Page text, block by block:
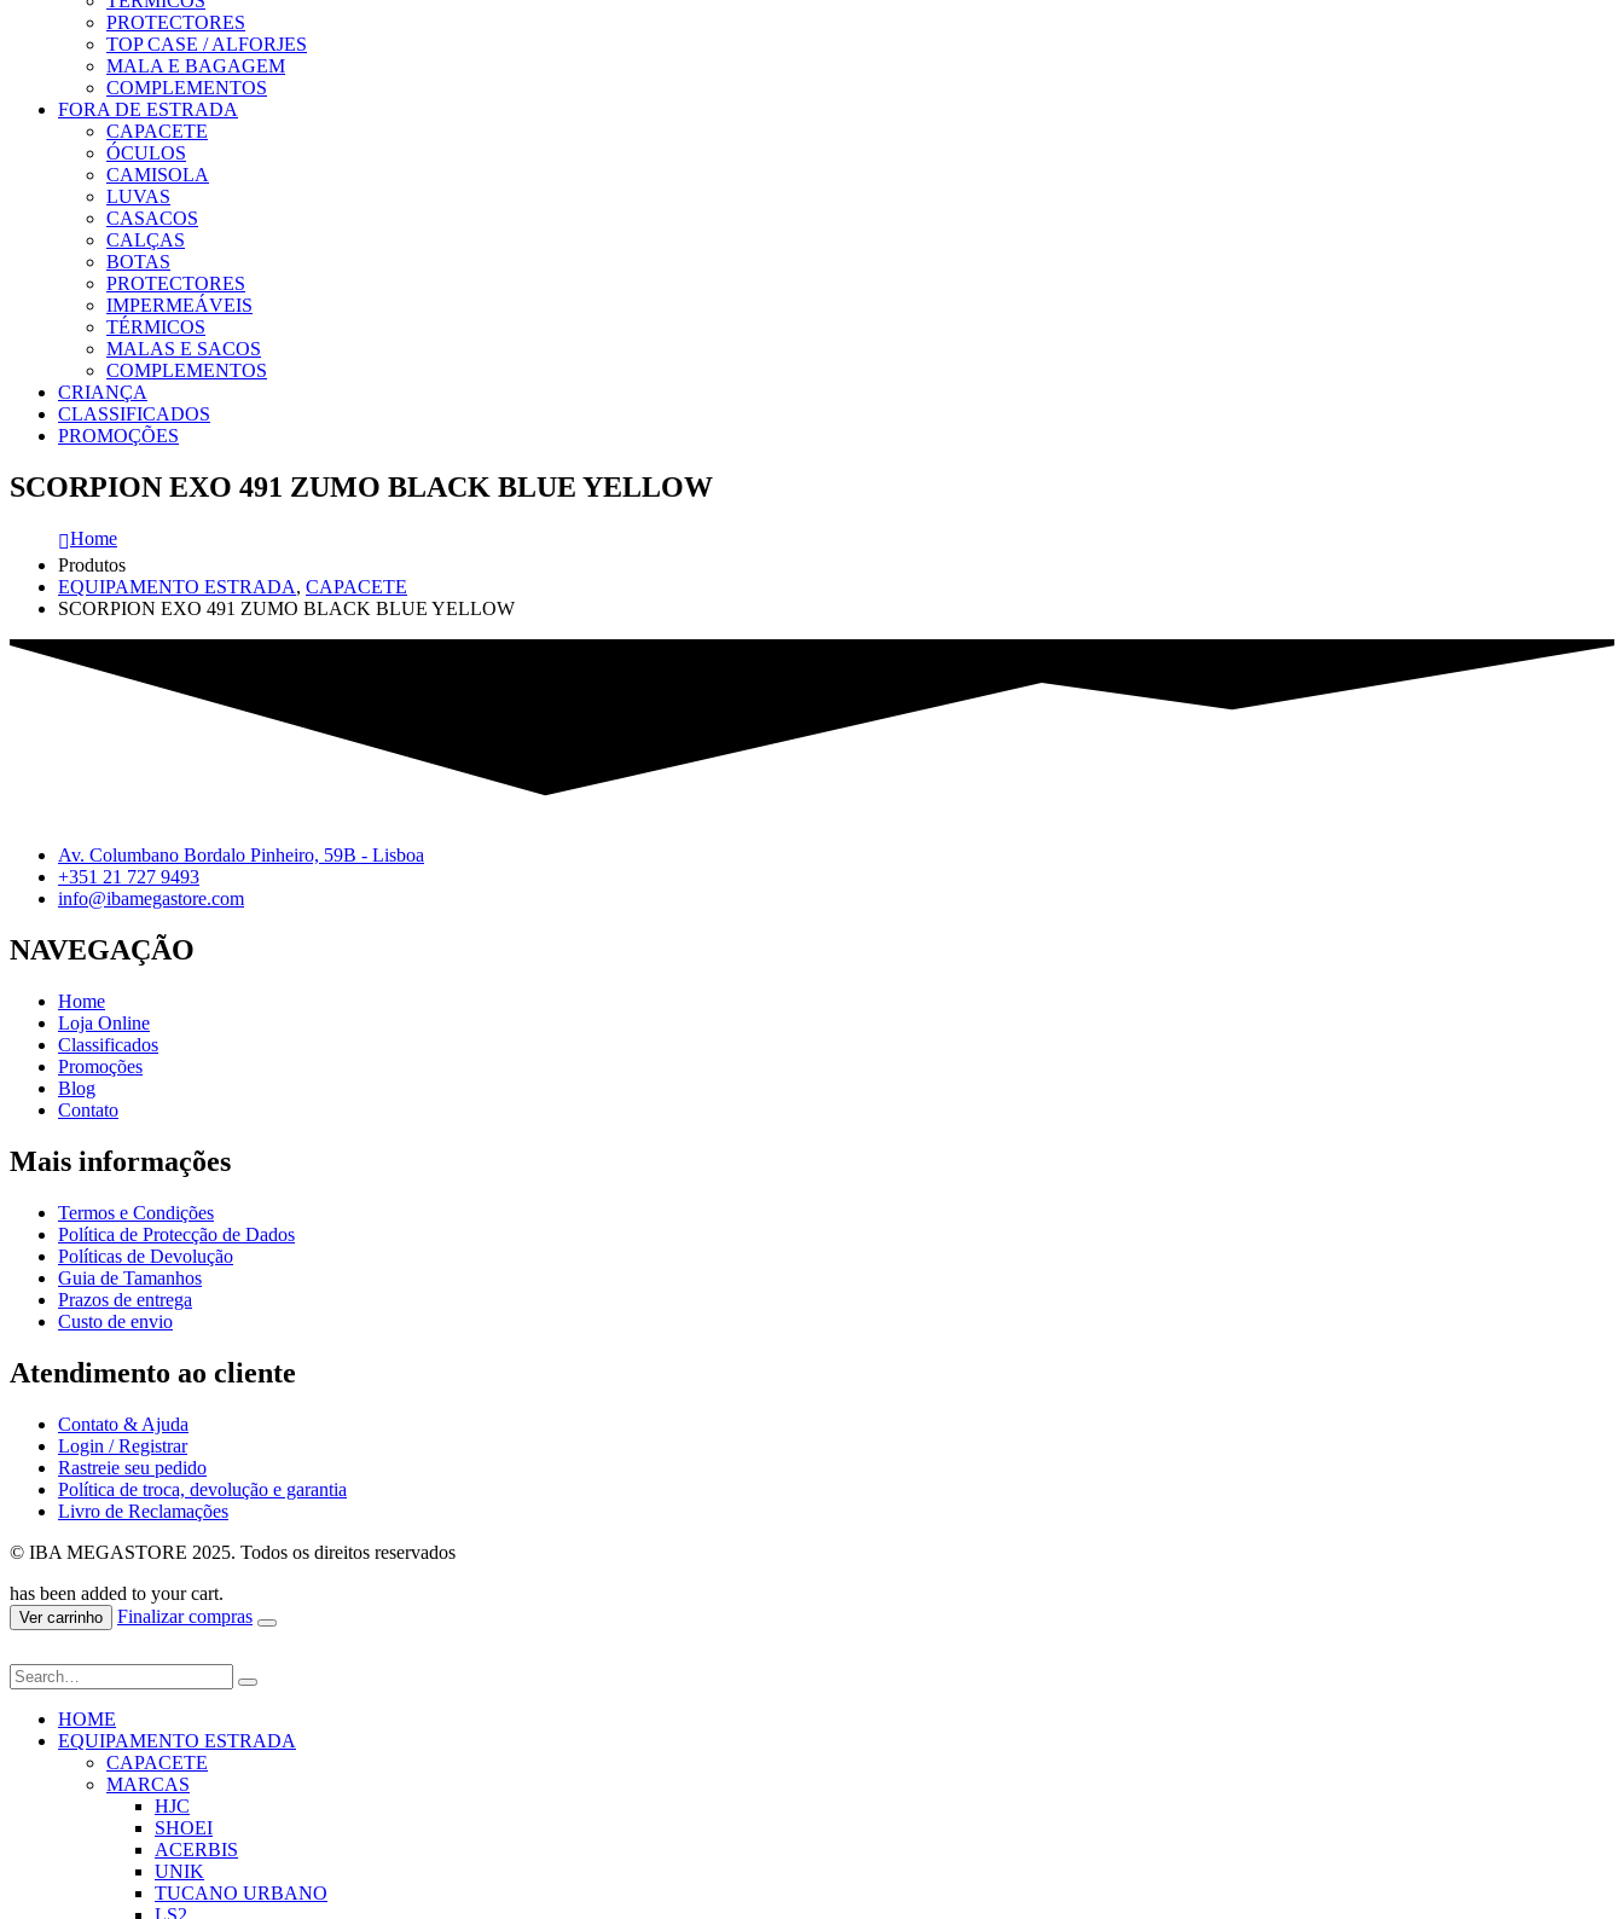
PROTECTORES
TOP CASE / ALFORJES
MALA E BAGAGEM
COMPLEMENTOS
FORA DE ESTRADA
CAPACETE
ÓCULOS
CAMISOLA
LUVAS
CASACOS
CALÇAS
BOTAS
PROTECTORES
IMPERMEÁVEIS
TÉRMICOS
MALAS E SACOS
COMPLEMENTOS
CRIANÇA
CLASSIFICADOS
PROMOÇÕES
SCORPION EXO 491 ZUMO BLACK BLUE YELLOW
Home
Produtos
EQUIPAMENTO ESTRADA, CAPACETE
SCORPION EXO 491 ZUMO BLACK BLUE YELLOW
Av. Columbano Bordalo Pinheiro, 59B - Lisboa
+351 21 727 9493
info@ibamegastore.com
NAVEGAÇÃO
Home
Loja Online
Classificados
Promoções
Blog
Contato
Mais informações
Termos e Condições
Política de Protecção de Dados
Políticas de Devolução
Guia de Tamanhos
Prazos de entrega
Custo de envio
Atendimento ao cliente
Contato & Ajuda
Login / Registrar
Rastreie seu pedido
Política de troca, devolução e garantia
Livro de Reclamações
© IBA MEGASTORE 2025. Todos os direitos reservados
has been added to your cart.
Ver carrinho Finalizar compras
HOME
EQUIPAMENTO ESTRADA
CAPACETE
MARCAS
HJC
SHOEI
ACERBIS
UNIK
TUCANO URBANO
LS2